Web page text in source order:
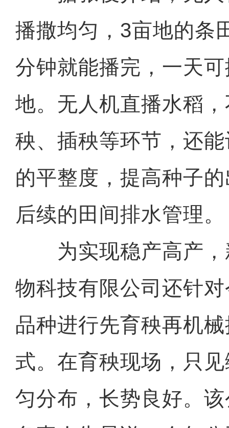
播撒均匀，3亩地的条
分钟就能播完，一天
地。无人机直播水稻
秧、插秧等环节，还
的平整度，提高种子
后续的田间排水管理。
为实现稳产高产，
物科技有限公司还针
品种进行先育秧再机
式。在育秧现场，只
匀分布，长势良好。